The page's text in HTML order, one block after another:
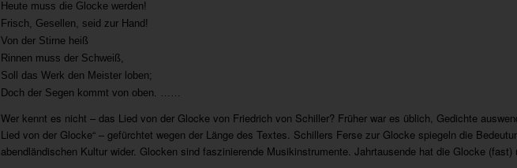
Heute muss die Glocke werden!
Frisch, Gesellen, seid zur Hand!
Von der Stirne heiß
Rinnen muss der Schweiß,
Soll das Werk den Meister loben;
Doch der Segen kommt von oben. ……
Wer kennt es nicht – das Lied von der Glocke von Friedrich von Schiller? Früher war es üblich, Gedichte
Lied von der Glocke“ – gefürchtet wegen der Länge des Textes. Schillers Ferse zur Glocke spiegeln die
abendländischen Kultur wider. Glocken sind faszinierende Musikinstrumente. Jahrtausende hat die Glocke (fast)